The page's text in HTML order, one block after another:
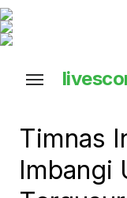
Skip
to
content
Timnas
Imbangi